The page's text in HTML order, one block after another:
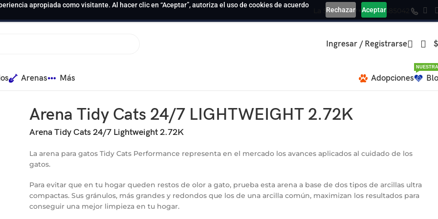
apropiada como visitante. Al hacer clic en “Aceptar”, autoriza el uso de cookies de acuerdo
Rechazar Aceptar
La Serena +569 39585042
Ingresar / Registrarse $
Arenas Más Adopciones
Arena Tidy Cats 24/7 LIGHTWEIGHT 2.72K
Arena Tidy Cats 24/7 Lightweight 2.72K
La arena para gatos Tidy Cats Performance representa en el mercado los avances aplicados al cuidado de los
gatos.
Para evitar que en tu hogar queden restos de olor a gato, prueba esta arena a base de dos tipos de arcillas ultra
compactas. Sus gránulos, más grandes y redondos que los de una arcilla común, maximizan los resultados para
conseguir una mejor limpieza en tu hogar.